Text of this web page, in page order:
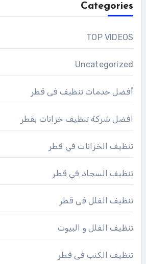
Categories
TOP VIDEOS
Uncategorized
أفضل خدمات تنظيف فى قطر
افضل شركة تنظيف خزانات بقطر
تنظيف الخزانات في قطر
تنظيف السجاد في قطر
تنظيف الفلل فى قطر
تنظيف الفلل و البيوت
تنظيف الكنب فى قطر